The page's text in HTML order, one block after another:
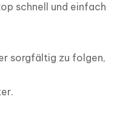
schnell und einfach
sorgfältig zu folgen,